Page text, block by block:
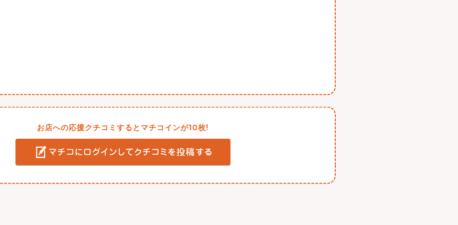
お店への応援クチコミするとマチコインが10枚!